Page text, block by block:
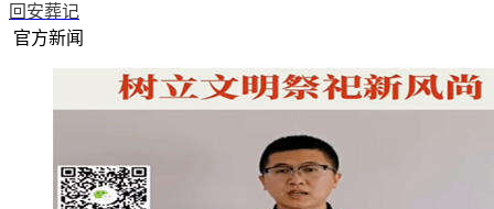
回安葬记
官方新闻